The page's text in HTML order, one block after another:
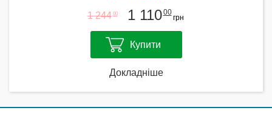
1 244 00 1 11000
грн
Купити
Докладніше